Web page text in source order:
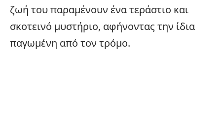
ζωή του παραμένουν ένα τεράστιο και
σκοτεινό μυστήριο, αφήνοντας την ίδια
παγωμένη από τον τρόμο.